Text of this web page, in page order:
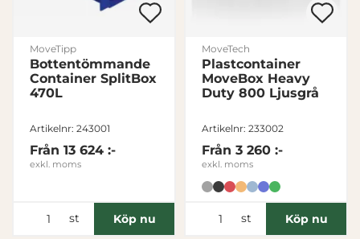
Marknadsföring
Visa detaljer
Tillåt urval
MoveTipp
Bottentömmande
Container SplitBox
470L
Artikelnr: 243001
Från 13 624 :-
exkl. moms
st Köp nu
MoveTech
Plastcontainer
MoveBox Heavy
Duty 800 Ljusgrå
Artikelnr: 233002
Från 3 260 :-
exkl. moms
st Köp nu